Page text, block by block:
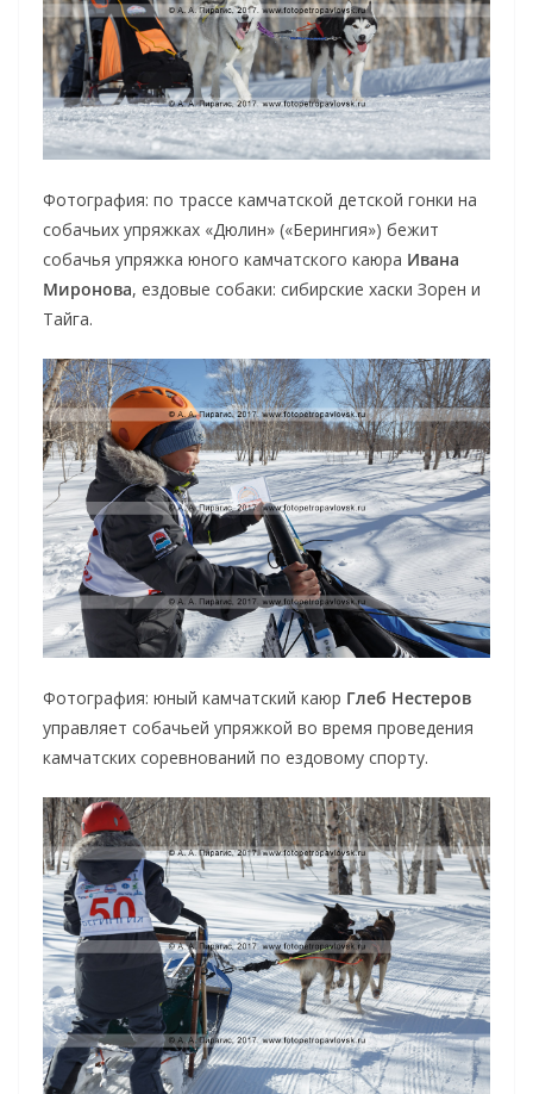
Фотография: по трассе камчатской детской гонки на
собачьих упряжках «Дюлин» («Берингия») бежит
собачья упряжка юного камчатского каюра Ивана
Миронова, ездовые собаки: сибирские хаски Зорен и
Тайга.
Фотография: юный камчатский каюр Глеб Нестеров
управляет собачьей упряжкой во время проведения
камчатских соревнований по ездовому спорту.